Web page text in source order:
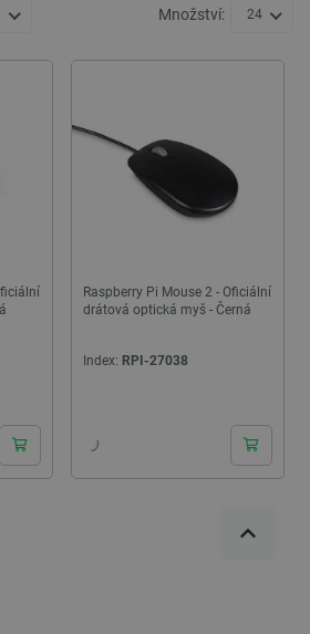
Množství: 24
Raspberry Pi Mouse 2 - Oficiální
drátová optická myš - Černá
Index: RPI-27038